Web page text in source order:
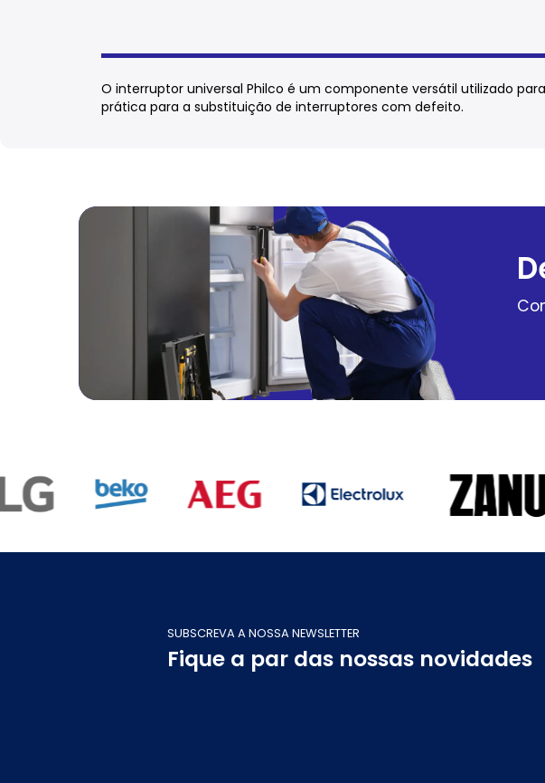
O interruptor universal Philco é um componente versátil utilizado
prática para a substituição de interruptores com defeito.
SUBSCREVA A NOSSA NEWSLETTER
Fique a par das nossas novidades